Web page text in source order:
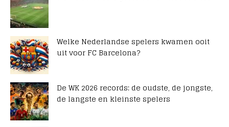
Welke Nederlandse spelers kwamen ooit
uit voor FC Barcelona?
De WK 2026 records: de oudste, de jongste,
de langste en kleinste spelers